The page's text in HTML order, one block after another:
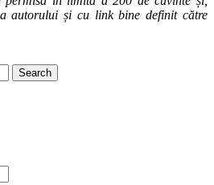
autorului și cu link bine definit către